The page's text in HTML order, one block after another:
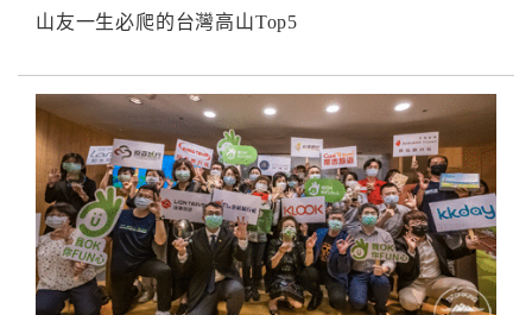
山友一生必爬的台灣高山Top5